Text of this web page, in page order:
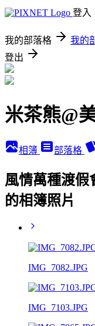
登入
我的部落格 我的
登出
米茶熊@
相簿 部落格
風情萬種渡
的相簿照片
IMG_7082.JPG
IMG_7103.JPG